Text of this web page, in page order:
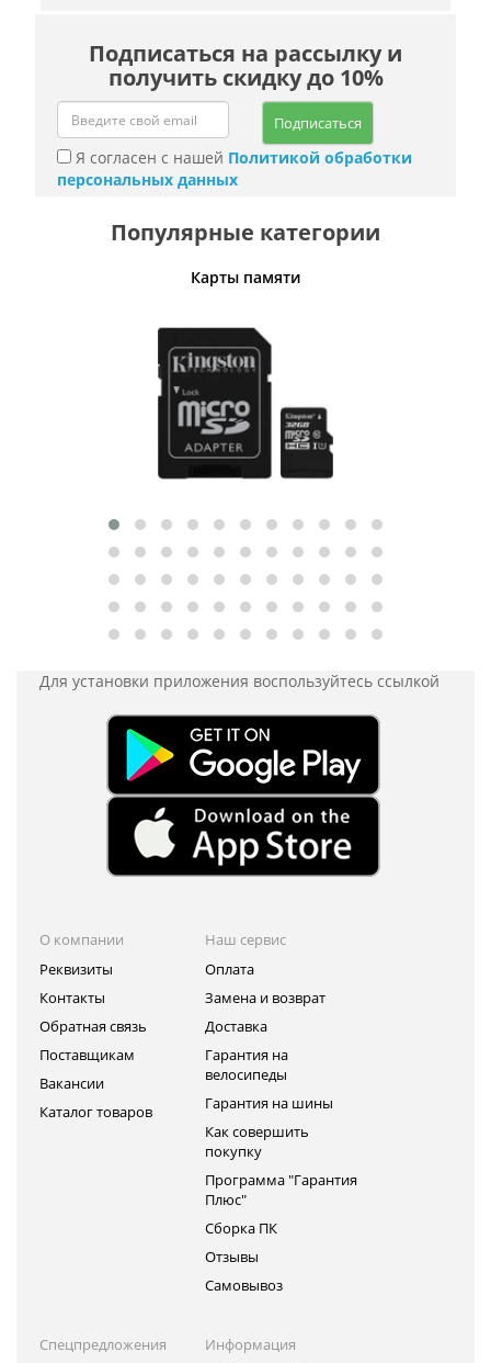
Подписаться на рассылку и
получить скидку до 10%
Подписаться
Я согласен с нашей Политикой обработки
персональных данных
Популярные категории
Карты памяти
Для установки приложения воспользуйтесь ссылкой
О компании
Реквизиты
Контакты
Обратная связь
Поставщикам
Вакансии
Каталог товаров
Наш сервис
Оплата
Замена и возврат
Доставка
Гарантия на
велосипеды
Гарантия на шины
Как совершить
покупку
Программа "Гарантия
Плюс"
Сборка ПК
Отзывы
Самовывоз
Спецпредложения
Информация